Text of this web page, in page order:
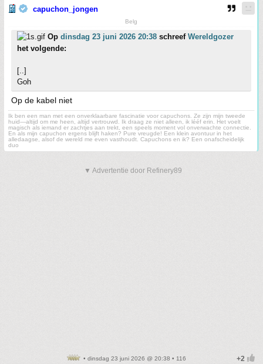
capuchon_jongen
Belg
Op dinsdag 23 juni 2026 20:38 schreef Wereldgozer
het volgende:
[..]
Goh
Op de kabel niet
Ik ben een man met een onverklaarbare fascinatie voor capuchons. Ze zijn mijn tweede
huid—altijd om me heen, altijd vertrouwd. Ik draag ze niet alleen, ik lééf erin. Het voelt
magisch als iemand er zachtjes aan trekt, een speels moment vol onverwachte connectie.
En als mijn capuchon ergens blijft haken? Pure vreugde! Een klein avontuur in het
alledaagse, alsof de wereld me even vasthoudt. Capuchons en ik? Een onafscheidelijk
duo
▼ Advertentie door Refinery89
• dinsdag 23 juni 2026 @ 20:38 • 116